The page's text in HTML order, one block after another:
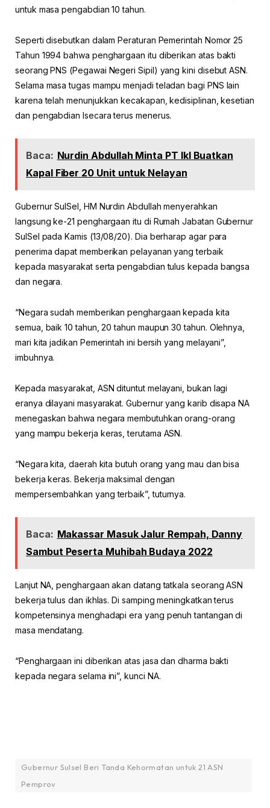
untuk masa pengabdian 10 tahun.
Seperti disebutkan dalam Peraturan Pemerintah Nomor 25
Tahun 1994 bahwa penghargaan itu diberikan atas bakti
seorang PNS (Pegawai Negeri Sipil) yang kini disebut ASN.
Selama masa tugas mampu menjadi teladan bagi PNS lain
karena telah menunjukkan kecakapan, kedisiplinan, kesetian
dan pengabdian lsecara terus menerus.
Baca: Nurdin Abdullah Minta PT IkI Buatkan
Kapal Fiber 20 Unit untuk Nelayan
Gubernur SulSel, HM Nurdin Abdullah menyerahkan
langsung ke-21 penghargaan itu di Rumah Jabatan Gubernur
SulSel pada Kamis (13/08/20). Dia berharap agar para
penerima dapat memberikan pelayanan yang terbaik
kepada masyarakat serta pengabdian tulus kepada bangsa
dan negara.
“Negara sudah memberikan penghargaan kepada kita
semua, baik 10 tahun, 20 tahun maupun 30 tahun. Olehnya,
mari kita jadikan Pemerintah ini bersih yang melayani”,
imbuhnya.
Kepada masyarakat, ASN dituntut melayani, bukan lagi
eranya dilayani masyarakat. Gubernur yang karib disapa NA
menegaskan bahwa negara membutuhkan orang-orang
yang mampu bekerja keras, terutama ASN.
“Negara kita, daerah kita butuh orang yang mau dan bisa
bekerja keras. Bekerja maksimal dengan
mempersembahkan yang terbaik”, tuturnya.
Baca: Makassar Masuk Jalur Rempah, Danny
Sambut Peserta Muhibah Budaya 2022
Lanjut NA, penghargaan akan datang tatkala seorang ASN
bekerja tulus dan ikhlas. Di samping meningkatkan terus
kompetensinya menghadapi era yang penuh tantangan di
masa mendatang.
“Penghargaan ini diberikan atas jasa dan dharma bakti
kepada negara selama ini”, kunci NA.
Gubernur Sulsel Beri Tanda Kehormatan untuk 21 ASN
Pemprov